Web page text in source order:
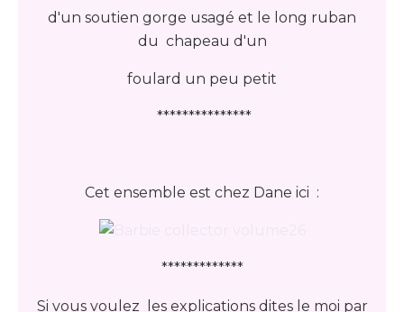
d'un soutien gorge usagé et le long ruban
du chapeau d'un
foulard un peu petit
***************
Cet ensemble est chez Dane ici :
*************
Si vous voulez les explications dites le moi par